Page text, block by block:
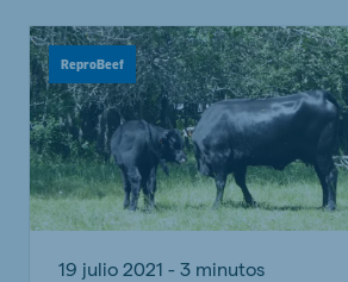
ReproBeef
19 julio 2021 - 3 minutos